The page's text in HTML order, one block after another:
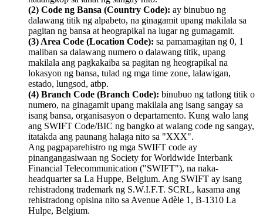
(2) Code ng Bansa (Country Code): ay binubuo ng
dalawang titik ng alpabeto, na ginagamit upang makilala sa
pagitan ng bansa at heograpikal na lugar ng gumagamit.
(3) Area Code (Location Code): sa pamamagitan ng 0, 1
maliban sa dalawang numero o dalawang titik, upang
makilala ang pagkakaiba sa pagitan ng heograpikal na
lokasyon ng bansa, tulad ng mga time zone, lalawigan,
estado, lungsod, atbp.
(4) Branch Code (Branch Code): binubuo ng tatlong titik o
numero, na ginagamit upang makilala ang isang sangay sa
isang bansa, organisasyon o departamento. Kung walo lang
ang SWIFT Code/BIC ng bangko at walang code ng sangay,
itatakda ang paunang halaga nito sa "XXX".
Ang pagpaparehistro ng mga SWIFT code ay
pinangangasiwaan ng Society for Worldwide Interbank
Financial Telecommunication ("SWIFT"), na naka-
headquarter sa La Huppe, Belgium. Ang SWIFT ay isang
rehistradong trademark ng S.W.I.F.T. SCRL, kasama ang
rehistradong opisina nito sa Avenue Adèle 1, B-1310 La
Hulpe, Belgium.